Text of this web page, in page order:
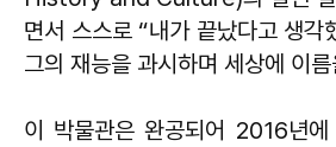
면서 스스로 “내가 끝났다고 생각
그의 재능을 과시하며 세상에 이
이 박물관은 완공되어 2016년에